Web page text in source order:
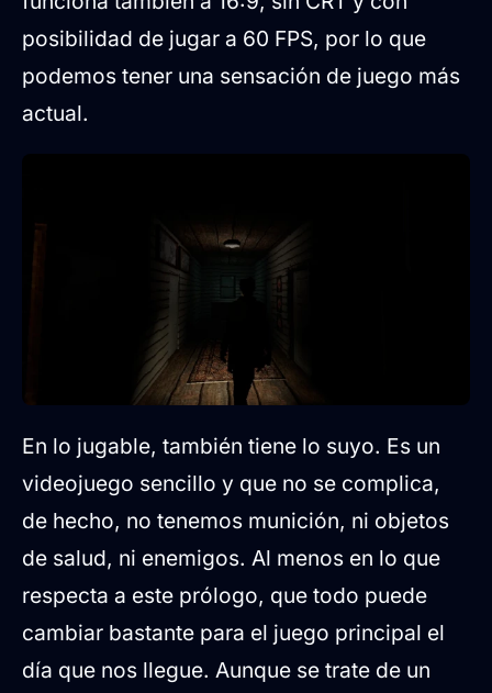
posibilidad de jugar a 60 FPS, por lo que
podemos tener una sensación de juego más
actual.
En lo jugable, también tiene lo suyo. Es un
videojuego sencillo y que no se complica,
de hecho, no tenemos munición, ni objetos
de salud, ni enemigos. Al menos en lo que
respecta a este prólogo, que todo puede
cambiar bastante para el juego principal el
día que nos llegue. Aunque se trate de un